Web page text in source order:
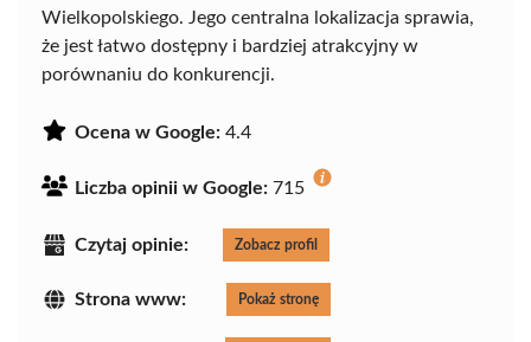
Wielkopolskiego. Jego centralna lokalizacja sprawia,
że jest łatwo dostępny i bardziej atrakcyjny w
porównaniu do konkurencji.
Ocena w Google: 4.4
Liczba opinii w Google: 715
Czytaj opinie: Zobacz profil
Strona www: Pokaż stronę